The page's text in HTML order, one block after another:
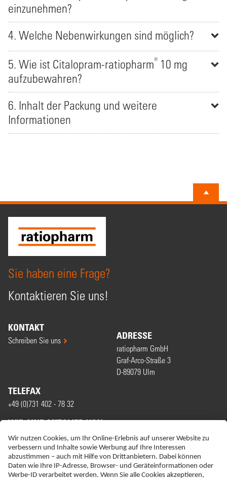
einzunehmen?
4. Welche Nebenwirkungen sind möglich?
5. Wie ist Citalopram-ratiopharm® 10 mg
aufzubewahren?
6. Inhalt der Packung und weitere
Informationen
Sie haben eine Frage?
Kontaktieren Sie uns!
KONTAKT
Schreiben Sie uns ADRESSE
ratiopharm GmbH
Graf-Arco-Straße 3
D-89079 Ulm
TELEFAX
+49 (0)731 402 - 78 32
WIR SIND MITGLIED VON